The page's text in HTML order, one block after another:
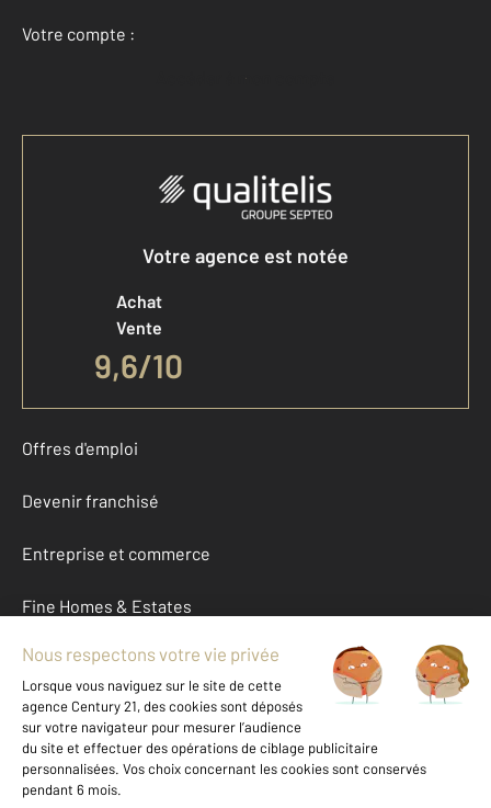
Votre compte :
Accéder à mon compte
Votre agence est notée
Achat
Vente
9,6/10
Offres d'emploi
Devenir franchisé
Entreprise et commerce
Fine Homes & Estates
À propos
International
Nous contacter